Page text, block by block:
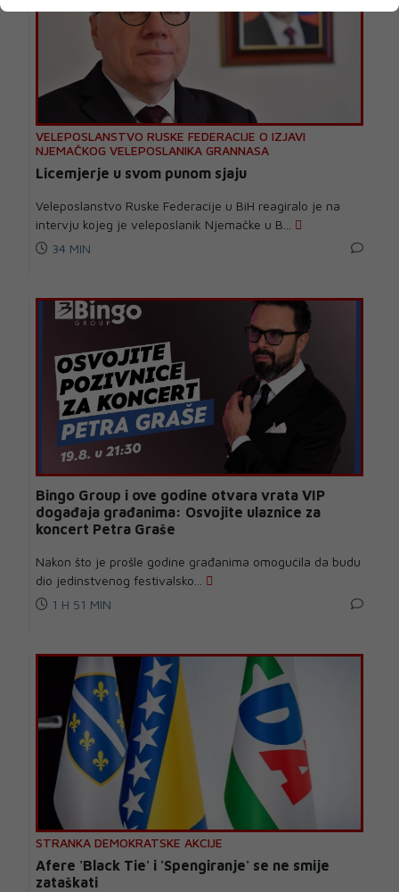
VELEPOSLANSTVO RUSKE FEDERACIJE O IZJAVI
NJEMAČKOG VELEPOSLANIKA GRANNASA
Licemjerje u svom punom sjaju
Veleposlanstvo Ruske Federacije u BiH reagiralo je na
intervju kojeg je veleposlanik Njemačke u B...
34 MIN
Bingo Group i ove godine otvara vrata VIP
događaja građanima: Osvojite ulaznice za
koncert Petra Graše
Nakon što je prošle godine građanima omogućila da budu
dio jedinstvenog festivalsko...
1 H 51 MIN
STRANKA DEMOKRATSKE AKCIJE
Afere 'Black Tie' i 'Spengiranje' se ne smije
zataškati